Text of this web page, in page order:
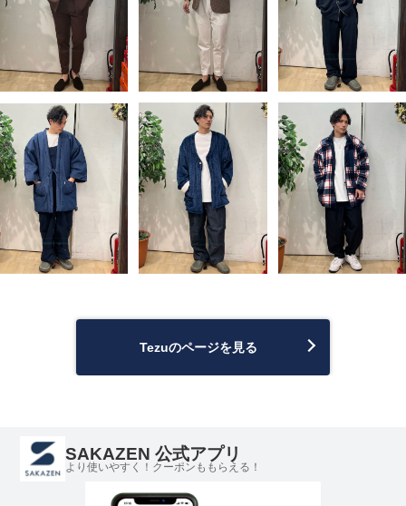
Tezuのページを見る
SAKAZEN 公式アプリ
より使いやすく！クーポンももらえる！